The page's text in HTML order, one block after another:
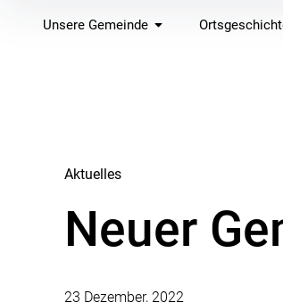
überspringenUnsere Gemeinde
Aktuelles
Neuer
23 Dezember, 2022